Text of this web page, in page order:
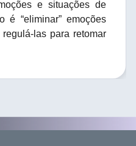
e situações de
é “eliminar” emoções
las para retomar